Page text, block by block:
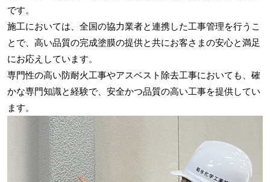
です。
施工においては、全国の協力業者と連携した工事管理を行うこ
とで、高い品質の完成塗膜の提供と共にお客さまの安心と満足
にお応えしています。
専門性の高い防耐火工事やアスベスト除去工事においても、確
かな専門知識と経験で、安全かつ品質の高い工事を提供してい
ます。